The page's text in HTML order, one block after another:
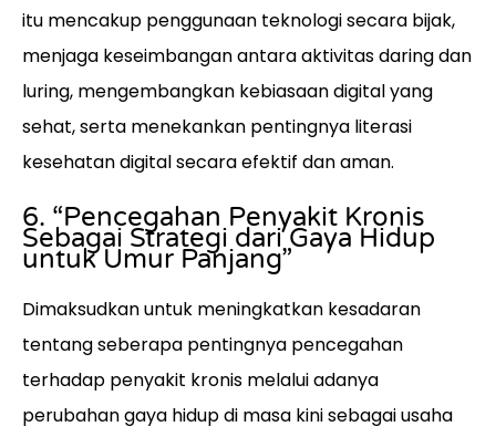
itu mencakup penggunaan teknologi secara bijak,
menjaga keseimbangan antara aktivitas daring dan
luring, mengembangkan kebiasaan digital yang
sehat, serta menekankan pentingnya literasi
kesehatan digital secara efektif dan aman.
6. “Pencegahan Penyakit Kronis
Sebagai Strategi dari Gaya Hidup
untuk Umur Panjang”
Dimaksudkan untuk meningkatkan kesadaran
tentang seberapa pentingnya pencegahan
terhadap penyakit kronis melalui adanya
perubahan gaya hidup di masa kini sebagai usaha